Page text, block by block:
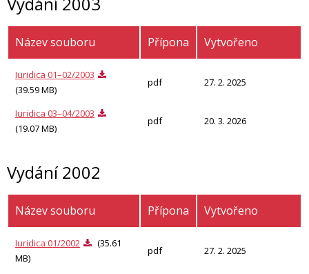
Název souboru Přípona Vytvořeno
Iuridica 01–02/2003
(39.59 MB)
pdf 27. 2. 2025
Iuridica 03–04/2003
(19.07 MB)
pdf 20. 3. 2026
Vydání 2002
Název souboru Přípona Vytvořeno
Iuridica 01/2002
(35.61
MB)
pdf 27. 2. 2025